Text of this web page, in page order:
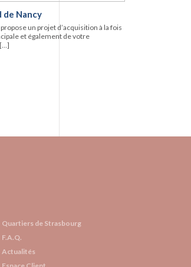
de Nancy
un projet d’acquisition à la fois
et également de votre
Quartiers de Strasbourg
F.A.Q.
Actualités